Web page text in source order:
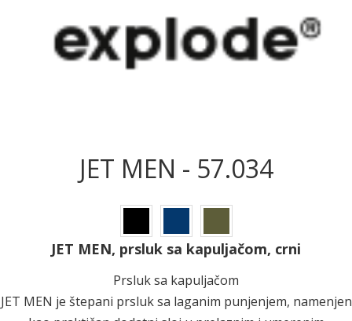
JET MEN - 57.034
JET MEN, prsluk sa kapuljačom, crni
Prsluk sa kapuljačom
JET MEN je štepani prsluk sa laganim punjenjem, namenjen